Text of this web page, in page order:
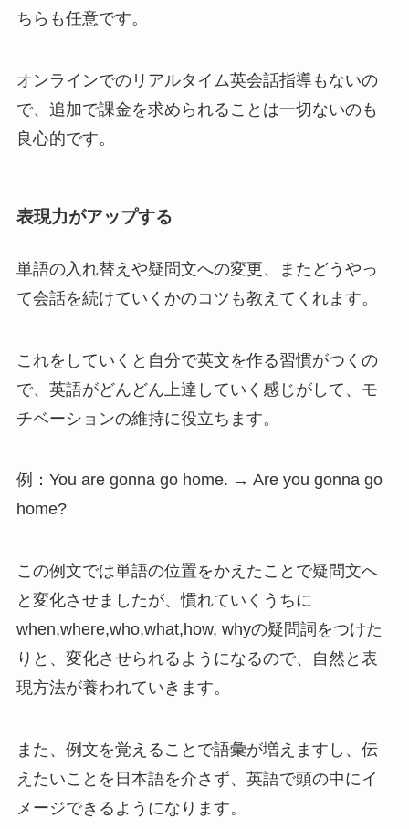
ちらも任意です。
オンラインでのリアルタイム英会話指導もないの
で、 追加で課金を求められることは一切ないのも
良心的です。
表現力がアップする
単語の入れ替えや疑問文への変更、またどうやっ
て会話を続けていくかのコツも教えてくれます。
これをしていくと自分で英文を作る習慣がつくの
で、英語がどんどん上達していく感じがして、モ
チベーションの維持に役立ちます。
例：You are gonna go home. → Are you gonna go
home?
この例文では単語の位置をかえたことで疑問文へ
と変化させましたが、慣れていくうちに
when,where,who,what,how, whyの疑問詞をつけた
りと、変化させられるようになるので、自然と表
現方法が養われていきます。
また、例文を覚えることで語彙が増えますし、伝
えたいことを日本語を介さず、英語で頭の中にイ
メージできるようになります。